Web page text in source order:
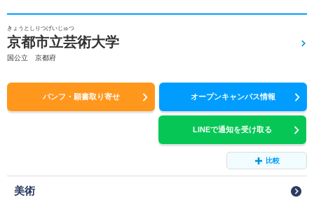
きょうとしりつげいじゅつ
京都市立芸術大学
国公立 京都府
パンフ・願書取り寄せ オープンキャンパス情報
LINEで通知を受け取る
比較
美術